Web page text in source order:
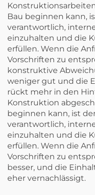
Bau beginnen kann,
verantwortlich,
einzuhalten und die
erfüllen. Wenn die
Vorschriften zu
konstruktive
weniger gut und die
rückt mehr in den
Konstruktion
beginnen kann, ist
verantwortlich,
einzuhalten und die
erfüllen. Wenn die
Vorschriften zu
besser, und die
eher vernachlässigt.